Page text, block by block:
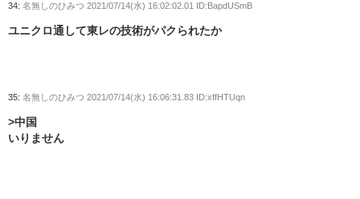
34: 名無しのひみつ 2021/07/14(水) 16:02:02.01 ID:BapdUSmB
ユニクロ通して東レの技術がパクられたか
35: 名無しのひみつ 2021/07/14(水) 16:06:31.83 ID:xffHTUqn
>中国
いりません